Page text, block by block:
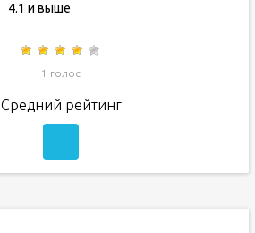
4.1 и выше
1 голос
Средний рейтинг